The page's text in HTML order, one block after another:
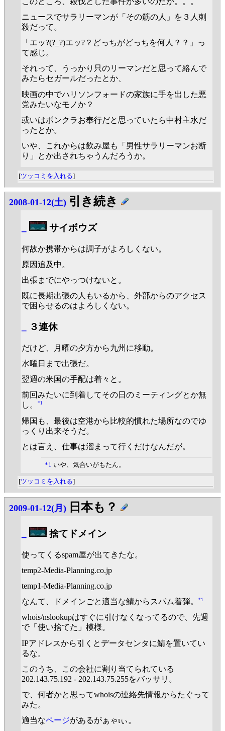
ニュースでサラリーマンが「その筋の人」を３人刺
殺だって。
「エッ?(?_?)エッ?？どっちがどっちを何人？？」っ
て感じ。
それって、うっかり只のリーマンだと思って絡んで
みたらセガールだったとか、
映画の中でハリソンフォードの家族に手を出した悪
党みたいなモノか？
或いはボンクラお奉行だと思っていたら中村主水だ
ったとか。
いや、これからは飲み屋も「男性サラリーマンお断
り」とか出されちゃうんだろうか。
[ツッコミを入れる]
2008-01-12(土) 引き続き
サイボウズ
何故か携帯からは調子がよろしくない。
原因追及中。
出張までにやっつけないと。
既に長期出張の人もいるから、外部からのアクセス
で困らせるのはよろしくない。
３連休
だけど、月曜の夕方から九州に移動。
水曜日まで出張だ。
翌週の米国の手配は着々と。
前回みたいに到着してその日のミーティングとか無
し。
*1
帰国も、最後は空港から比較的慣れた場所なのでゆ
っくり出来そうだ。
とは言え、仕事は溜まって行くだけなんだが。
*1 いや、気合いがもたん。
[ツッコミを入れる]
2009-01-12(月) 日本も？
捨てドメイン
使ってくるspam屋が出てきたな。
temp2-Media-Planning.co.jp
temp1-Media-Planning.co.jp
なんて、ドメインごと適当な鯖からスパム着弾。
*1
whois/nslookupはすぐに引けなくなってるので、先週
で「使い捨てた」模様。
IPアドレスから引くとデータセンタに鯖を置いてい
るな。
このうち、この会社に割り当てられている
202.143.75.192 - 202.143.75.255をバッサリ。
で、何者かと思ってwhoisの連絡先情報からたぐって
みた。
適当なページがあるがぁゃιぃ。